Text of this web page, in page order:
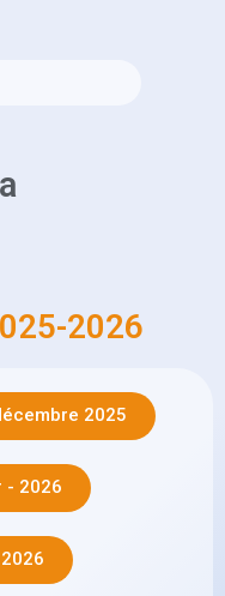
2026
2025
- 2026